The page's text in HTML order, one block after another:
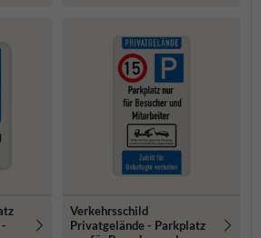
Verkehrsschild
Privatgelände - Parkplatz